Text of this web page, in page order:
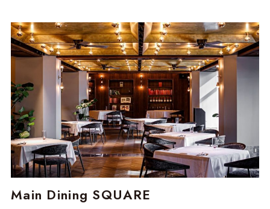
Main Dining SQUARE